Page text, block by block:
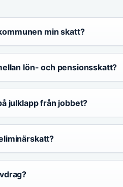
min skatt?
lön- och pensionsskatt?
julklapp från jobbet?